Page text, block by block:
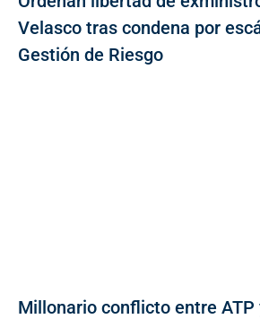
Velasco tras condena por
Gestión de Riesgo
Millonario conflicto entre ATP